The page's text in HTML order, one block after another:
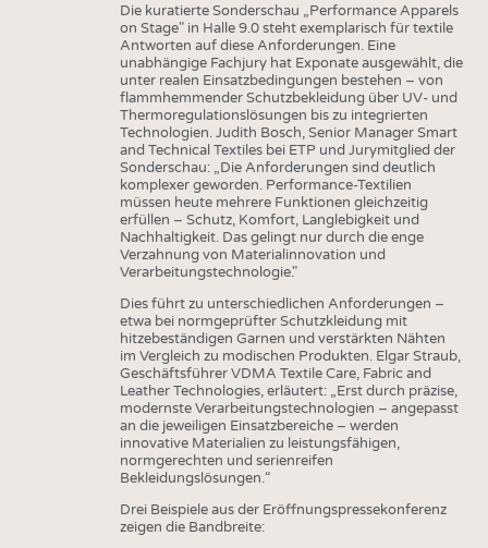
Die kuratierte Sonderschau „Performance Apparels
on Stage" in Halle 9.0 steht exemplarisch für textile
Antworten auf diese Anforderungen. Eine
unabhängige Fachjury hat Exponate ausgewählt, die
unter realen Einsatzbedingungen bestehen – von
flammhemmender Schutzbekleidung über UV- und
Thermoregulationslösungen bis zu integrierten
Technologien. Judith Bosch, Senior Manager Smart
and Technical Textiles bei ETP und Jurymitglied der
Sonderschau: „Die Anforderungen sind deutlich
komplexer geworden. Performance-Textilien
müssen heute mehrere Funktionen gleichzeitig
erfüllen – Schutz, Komfort, Langlebigkeit und
Nachhaltigkeit. Das gelingt nur durch die enge
Verzahnung von Materialinnovation und
Verarbeitungstechnologie."
Dies führt zu unterschiedlichen Anforderungen –
etwa bei normgeprüfter Schutzkleidung mit
hitzebeständigen Garnen und verstärkten Nähten
im Vergleich zu modischen Produkten. Elgar Straub,
Geschäftsführer VDMA Textile Care, Fabric and
Leather Technologies, erläutert: „Erst durch präzise,
modernste Verarbeitungstechnologien – angepasst
an die jeweiligen Einsatzbereiche – werden
innovative Materialien zu leistungsfähigen,
normgerechten und serienreifen
Bekleidungslösungen.“
Drei Beispiele aus der Eröffnungspressekonferenz
zeigen die Bandbreite: